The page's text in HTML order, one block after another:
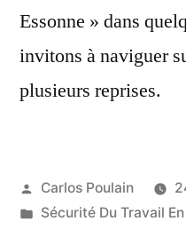
Essonne » dans
invitons à naviguer
plusieurs reprises.
Publié
par
Carlos Poulain
Publié
Sécurité Du Travail